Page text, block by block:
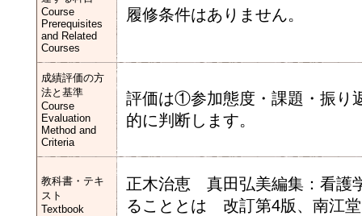
Course
Prerequisites
and Related
Courses
履修条件はありません。
成績評価の方
法と基準
Course
Evaluation
Method and
Criteria
評価は①参加態度・課題・振り
的に判断します。
教科書・テキ
スト
Textbook
正木治恵 真田弘美編集：看護
ることとは 改訂第4版、南江堂